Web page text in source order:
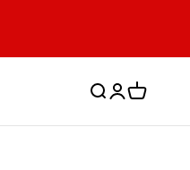
SökLogga in
Varukorg